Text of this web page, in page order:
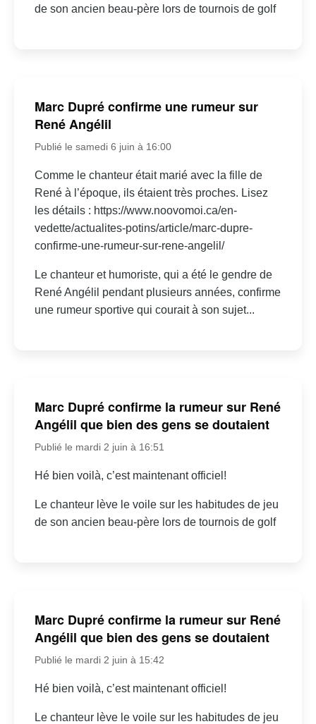
de son ancien beau-père lors de tournois de golf
Marc Dupré confirme une rumeur sur
René Angélil
Publié le samedi 6 juin à 16:00
Comme le chanteur était marié avec la fille de
René à l’époque, ils étaient très proches. Lisez
les détails : https://www.noovomoi.ca/en-
vedette/actualites-potins/article/marc-dupre-
confirme-une-rumeur-sur-rene-angelil/
Le chanteur et humoriste, qui a été le gendre de
René Angélil pendant plusieurs années, confirme
une rumeur sportive qui courait à son sujet...
Marc Dupré confirme la rumeur sur René
Angélil que bien des gens se doutaient
Publié le mardi 2 juin à 16:51
Hé bien voilà, c’est maintenant officiel!
Le chanteur lève le voile sur les habitudes de jeu
de son ancien beau-père lors de tournois de golf
Marc Dupré confirme la rumeur sur René
Angélil que bien des gens se doutaient
Publié le mardi 2 juin à 15:42
Hé bien voilà, c’est maintenant officiel!
Le chanteur lève le voile sur les habitudes de jeu